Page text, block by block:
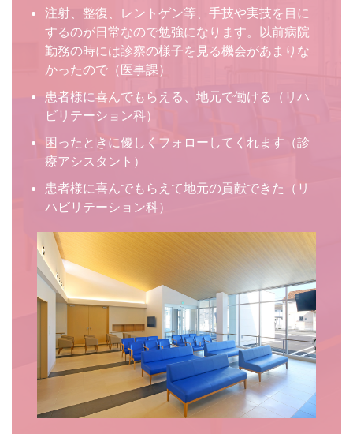
注射、整復、レントゲン等、手技や実技を目に
するのが日常なので勉強になります。以前病院
勤務の時には診察の様子を見る機会があまりな
かったので（医事課）
患者様に喜んでもらえる、地元で働ける（リハ
ビリテーション科）
困ったときに優しくフォローしてくれます（診
療アシスタント）
患者様に喜んでもらえて地元の貢献できた（リ
ハビリテーション科）